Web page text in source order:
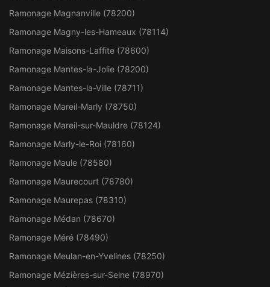
Ramonage Magnanville (78200)
Ramonage Magny-les-Hameaux (78114)
Ramonage Maisons-Laffite (78600)
Ramonage Mantes-la-Jolie (78200)
Ramonage Mantes-la-Ville (78711)
Ramonage Mareil-Marly (78750)
Ramonage Mareil-sur-Mauldre (78124)
Ramonage Marly-le-Roi (78160)
Ramonage Maule (78580)
Ramonage Maurecourt (78780)
Ramonage Maurepas (78310)
Ramonage Médan (78670)
Ramonage Méré (78490)
Ramonage Meulan-en-Yvelines (78250)
Ramonage Mézières-sur-Seine (78970)